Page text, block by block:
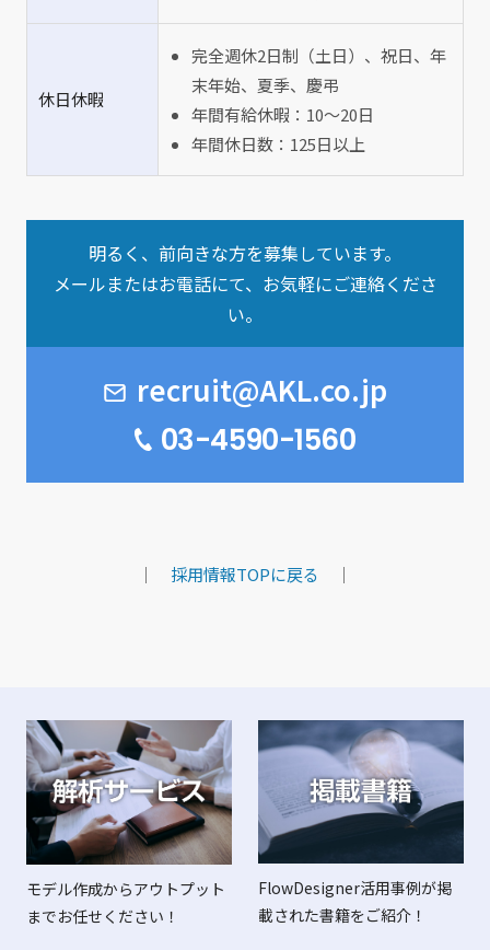
休日休暇
完全週休2日制（土日）、祝日、年
末年始、夏季、慶弔
年間有給休暇：10～20日
年間休日数：125日以上
明るく、前向きな方を募集しています。
メールまたはお電話にて、お気軽にご連絡くださ
い。
recruit@AKL.co.jp
03-4590-1560
｜ 採用情報TOPに戻る ｜
モデル作成からアウトプット
までお任せください！
FlowDesigner活用事例が掲
載された書籍をご紹介！